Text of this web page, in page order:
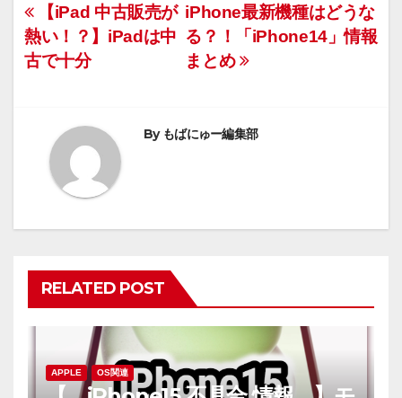
投
稿
ゲ
シ
ョ
ン
iPhone最新機種はどうな
る？！「iPhone14」情報
まとめ
【iPad 中古販売が
熱い！？】iPadは中
古で十分
By もばにゅー編集部
RELATED POST
APPLE OS関連